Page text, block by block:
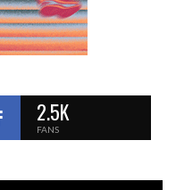
2.5K
FANS